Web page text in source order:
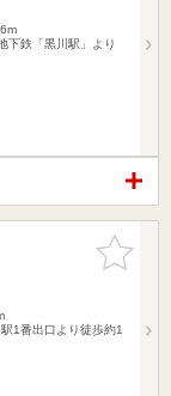
下鉄「黒川駅」より
お気に入
りに追加
1番出口より徒歩約1